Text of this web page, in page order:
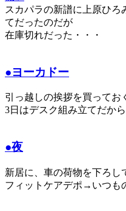
スカパラの新譜に上原ひろ
てだったのだが
在庫切れだった・・・
●ヨーカドー
引っ越しの挨拶を買ってお
3日はデスク組み立てだか
●夜
新居に、車の荷物を下ろし
フィットケアデポ→いつも